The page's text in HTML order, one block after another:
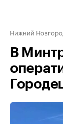
Нижний
В